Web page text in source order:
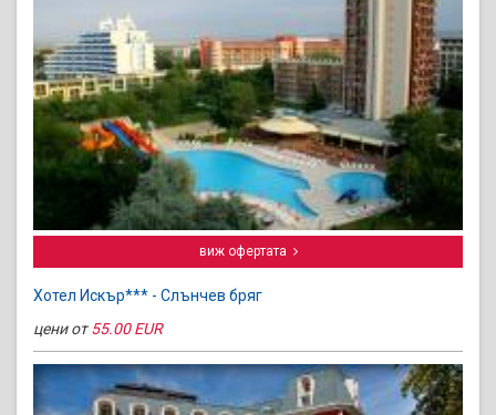
виж офертата
Хотел Искър*** - Слънчев бряг
цени от55.00 EUR